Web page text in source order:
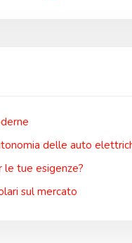
delle auto
tue esigenze?
sul mercato